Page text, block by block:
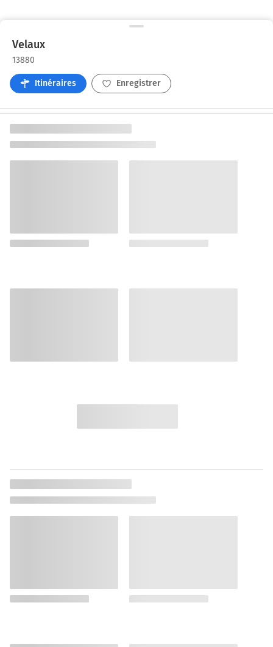
Velaux
13880
Itinéraires Enregistrer